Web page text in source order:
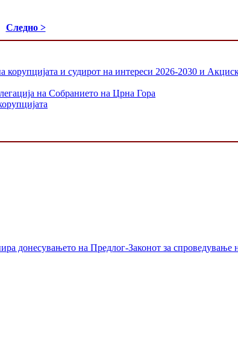
Следно >
и судирот на интереси 2026-2030 и
на Собранието на Црна Гора
донесувањето на Предлог-Законот за спроведување